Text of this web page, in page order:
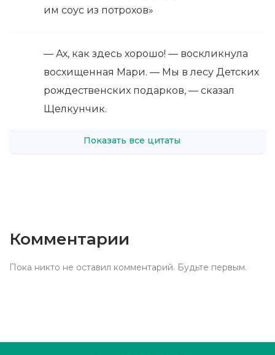
им соус из потрохов»
— Ах, как здесь хорошо! — воскликнула
восхищенная Мари. — Мы в лесу Детских
рождественских подарков, — сказал
Щелкунчик.
Показать все цитаты
Комментарии
Пока никто не оставил комментарий. Будьте первым.